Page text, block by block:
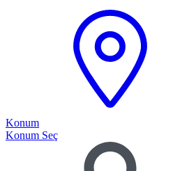
Konum
Konum Seç